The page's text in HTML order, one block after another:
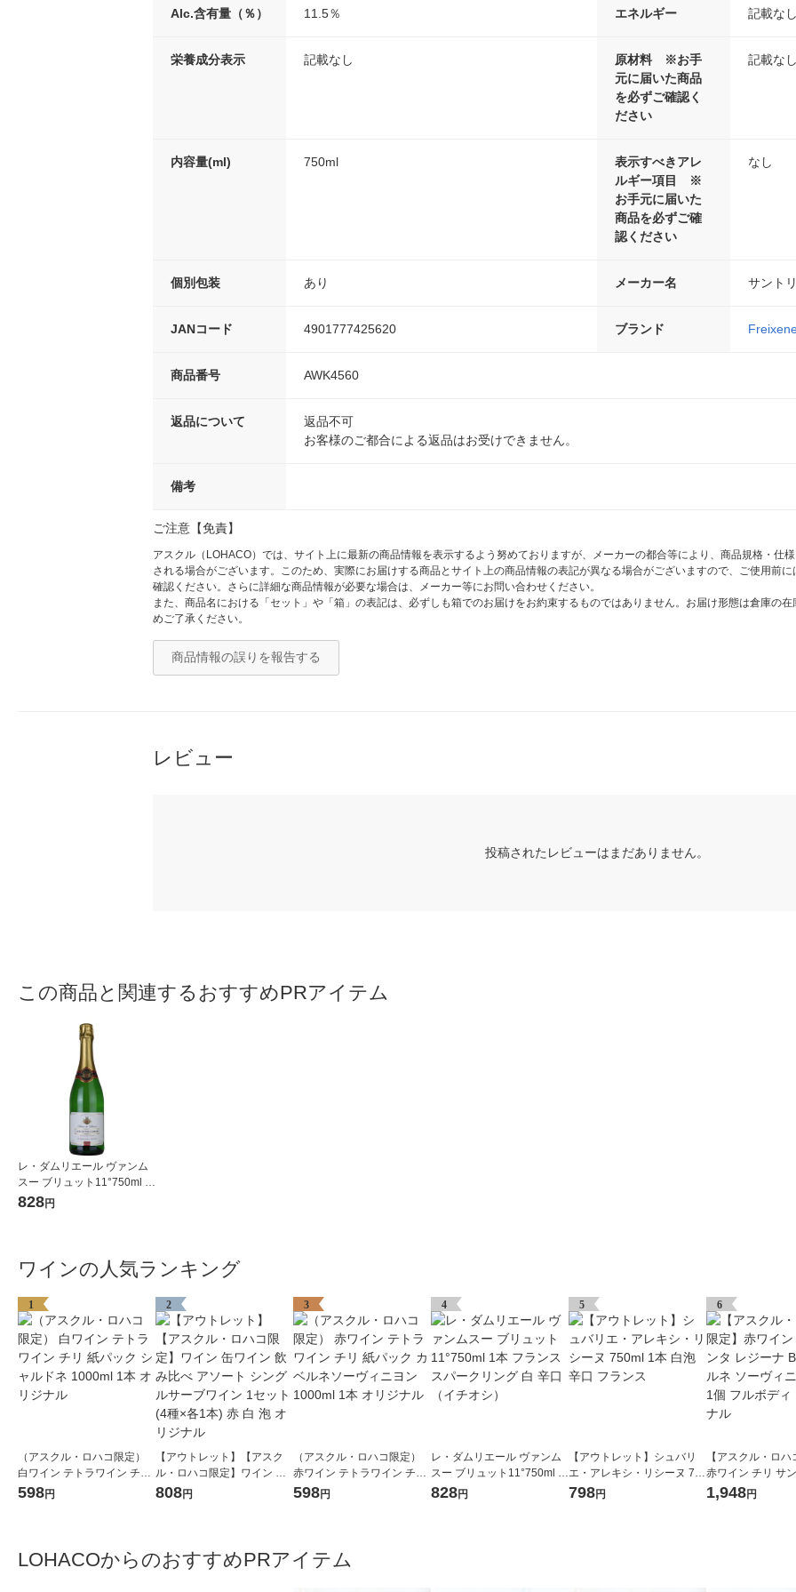
Alc.含有量（％） 11.5％ エネルギー 記載なし
栄養成分表示 記載なし
原材料 ※お手
元に届いた商品
を必ずご確認く
ださい
記載なし
内容量(ml) 750ml
表示すべきアレ
ルギー項目 ※
お手元に届いた
商品を必ずご確
認ください
なし
個別包装 あり メーカー名 サント
JANコード 4901777425620 ブランド
商品番号 AWK4560
返品について
返品不可
お客様のご都合による返品はお受けできません。
備考
ご注意【免責】
アスクル（LOHACO）では、サイト上に最新の商品情報を表示するよう努めておりますが、メーカーの都合等により、商品規格・仕
される場合がございます。このため、実際にお届けする商品とサイト上の商品情報の表記が異なる場合がございますので、ご使用前
確認ください。さらに詳細な商品情報が必要な場合は、メーカー等にお問い合わせください。
また、商品名における「セット」や「箱」の表記は、必ずしも箱でのお届けをお約束するものではありません。お届け形態は倉庫の
めご了承ください。
商品情報の誤りを報告する
レビュー
投稿されたレビューはまだありません。
この商品と関連するおすすめPRアイテム
レ・ダムリエール ヴァンム
スー ブリュット11°750ml 1
本 フランス スパークリング
828円
ワインの人気ランキング
1
（アスクル・ロハコ限定）
白ワイン テトラワイン チリ
紙パック シャルドネ 1000ml
598円
2
【アウトレット】【アスク
ル・ロハコ限定】ワイン 缶
ワイン 飲み比べ アソート シ
808円
3
（アスクル・ロハコ限定）
赤ワイン テトラワイン チリ
紙パック カベルネソーヴィ
598円
4
レ・ダムリエール ヴァンム
スー ブリュット11°750ml 1
本 フランス スパークリング
828円
5
【アウトレット】シュバリ
エ・アレキシ・リシーヌ 75
0ml 1本 白泡 辛口 フランス
798円
6
【アスクル・ロハ
赤ワイン チリ サ
ナ BIB カベルネ ソ
1,948円
LOHACOからのおすすめPRアイテム